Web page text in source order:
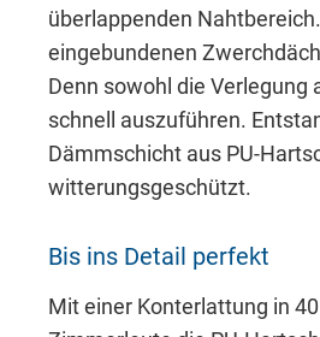
über­lap­pen­den
eingebundenen
Denn sowohl die Verlegung
schnell auszuführen.
Dämmschicht aus PU-
witterungsgeschützt.
Bis ins Detail perfekt
Mit einer Konterlattung in